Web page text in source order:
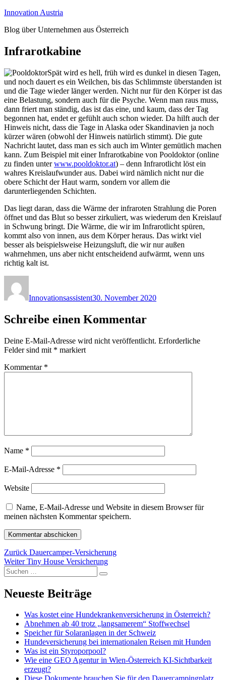
Zum
springen
Innovation Austria
Blog über Unternehmen aus Österreich
Infrarotkabine
Spät wird es hell, früh wird es dunkel in diesen Tagen,
und noch dauert es ein Weilchen, bis das Schlimmste überstanden ist
und die Tage wieder länger werden. Nicht nur für den Körper ist das
eine Belastung, sondern auch für die Psyche. Wenn man raus muss,
dann friert man ständig, das ist das eine, und kaum, dass der Tag
begonnen hat, endet er gefühlt auch schon wieder. Da hilft auch der
Hinweis nicht, dass die Tage in Alaska oder Skandinavien ja noch
kürzer wären (obwohl der Hinweis natürlich stimmt). Die gute
Nachricht lautet, dass man es sich auch im Winter gemütlich machen
kann. Zum Beispiel mit einer Infrarotkabine von Pooldoktor (online
zu finden unterwww.pooldoktor.at) – denn Infrarotlicht löst ein
wahres Kreislaufwunder aus. Dabei wird nämlich nicht nur die
obere Schicht der Haut warm, sondern vor allem die
darunterliegenden Schichten.
Das liegt daran, dass die Wärme der infraroten Strahlung die Poren
öffnet und das Blut so besser zirkuliert, was wiederum den Kreislauf
in Schwung bringt. Die Wärme, die wir im Infrarotlicht spüren,
kommt also von innen, aus dem Körper heraus. Das wirkt viel
besser als beispielsweise Heizungsluft, die wir nur außen
wahrnehmen, uns aber nicht entscheidend aufwärmt, wenn uns
richtig kalt ist.
Innovationsassistent30. November 2020
Schreibe einen Kommentar
Deine E-Mail-Adresse wird nicht veröffentlicht. Erforderliche
Felder sind mit * markiert
Kommentar *
Name *
E-Mail-Adresse *
Website
Name, E-Mail-Adresse und Website in diesem Browser für
meinen nächsten Kommentar speichern.
Beitragsnavigation
Zurück Vorheriger
Beitrag:
Dauercamper-Versicherung
Weiter Nächster
Beitrag:
Tiny House Versicherung
Suchen
nach:
Suchen
Neueste Beiträge
Was kostet eine Hundekrankenversicherung in Österreich?
Abnehmen ab 40 trotz „langsamerem“ Stoffwechsel
Speicher für Solaranlagen in der Schweiz
Hundeversicherung bei internationalen Reisen mit Hunden
Was ist ein Styroporpool?
Wie eine GEO Agentur in Wien-Österreich KI-Sichtbarkeit
erzeugt?